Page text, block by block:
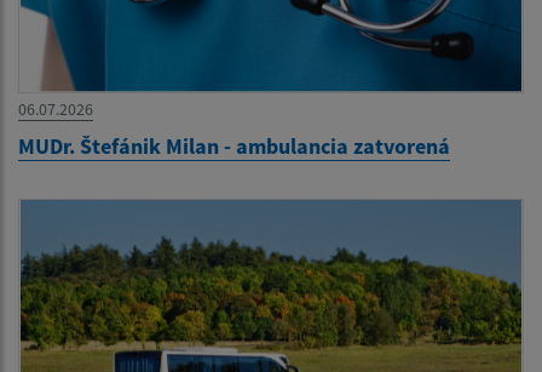
06.07.2026
MUDr. Štefánik Milan - ambulancia zatvorená